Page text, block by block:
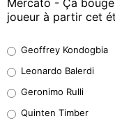
joueur à partir cet
38%
32%
Geoffrey Kondogbia
Leonardo Balerdi
Geronimo Rulli
Quinten Timber